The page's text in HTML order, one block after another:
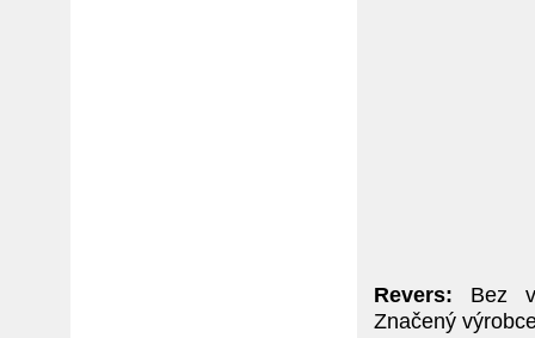
Revers: Bez
Značený